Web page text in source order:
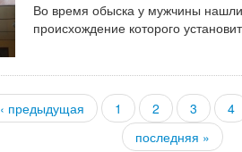
Во время обыска у мужчины
происхождение которого
‹ предыдущая 1 2 3
4
последняя »